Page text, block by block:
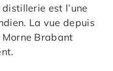
est l’une
La vue depuis
Brabant